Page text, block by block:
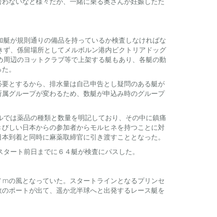
が規則通りの備品を持っているか検査しなければな
、係留場所としてメルボルン港内ビクトリアドッグ
辺のヨットクラブ等で上架する艇もあり、各艇の動
。
とするから、排水量は自己申告とし疑問のある艇が
グループが変わるため、数艇が申込み時のグループ
は薬品の種類と数量を明記しており、その中に鎮痛
しい日本からの参加者からモルヒネを持つことに対
到着と同時に麻薬取締官に引き渡すこととなった。
ート前日までに６４艇が検査にパスした。
の風となっていた。スタートラインとなるプリンセ
ポートが出て、遥か北半球へと出発するレース艇を